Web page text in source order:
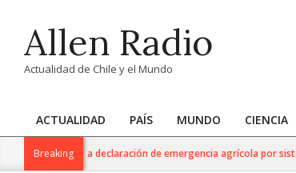
contentAllen Radio
Actualidad de Chile y el Mundo
Primary
Navigation
ACTUALIDAD PAÍS MUNDO CIENCIA
Breaking
anuncia declaración de emergencia agrícola por